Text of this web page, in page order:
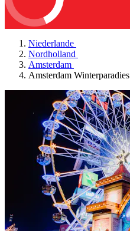
Niederlande
Nordholland
Amsterdam
Amsterdam Winterparadies